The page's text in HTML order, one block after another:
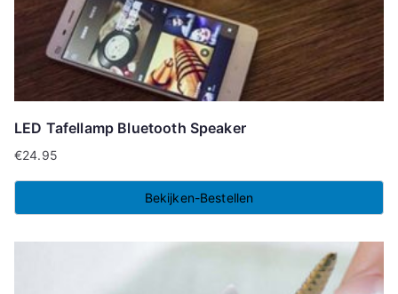
LED Tafellamp Bluetooth Speaker
€24.95
Bekijken-Bestellen